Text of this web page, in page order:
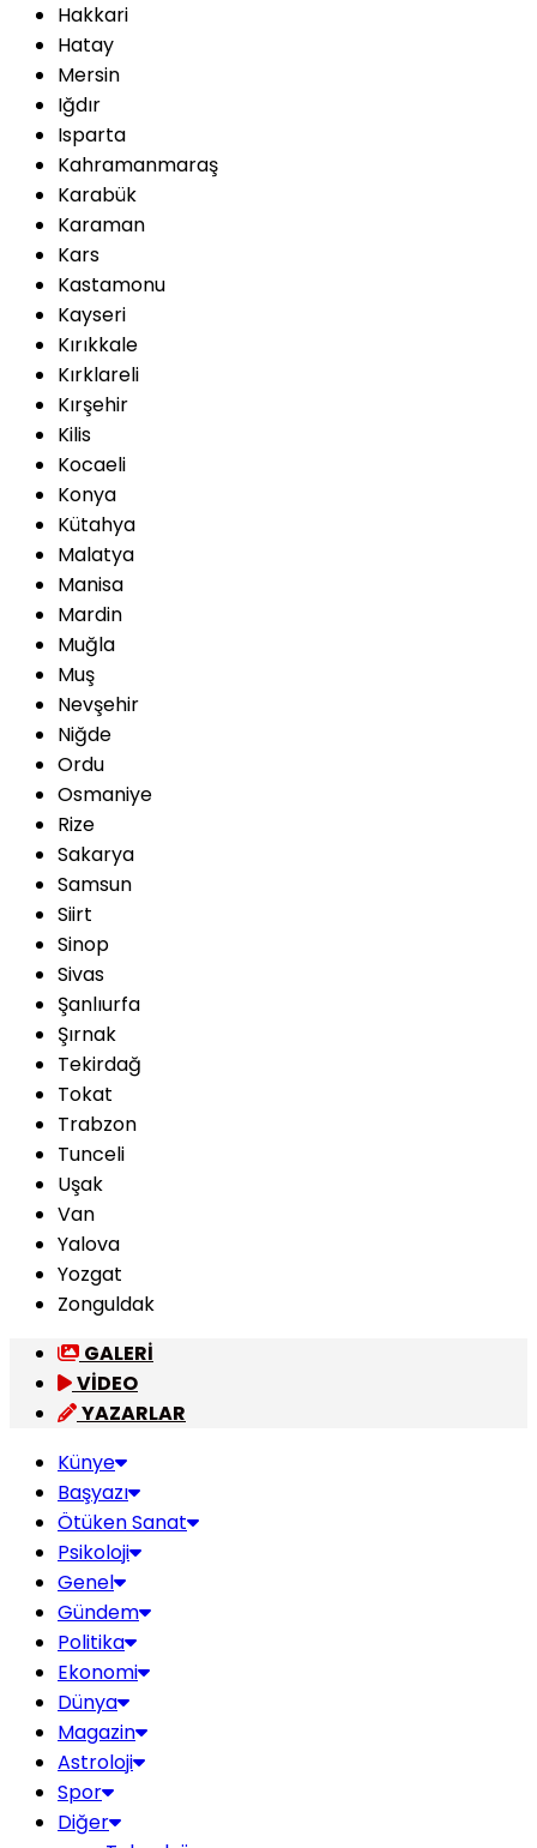
Hakkari
Hatay
Mersin
Iğdır
Isparta
Kahramanmaraş
Karabük
Karaman
Kars
Kastamonu
Kayseri
Kırıkkale
Kırklareli
Kırşehir
Kilis
Kocaeli
Konya
Kütahya
Malatya
Manisa
Mardin
Muğla
Muş
Nevşehir
Niğde
Ordu
Osmaniye
Rize
Sakarya
Samsun
Siirt
Sinop
Sivas
Şanlıurfa
Şırnak
Tekirdağ
Tokat
Trabzon
Tunceli
Uşak
Van
Yalova
Yozgat
Zonguldak
GALERİ
VİDEO
YAZARLAR
Künye
Başyazı
Ötüken Sanat
Psikoloji
Genel
Gündem
Politika
Ekonomi
Dünya
Magazin
Astroloji
Spor
Diğer